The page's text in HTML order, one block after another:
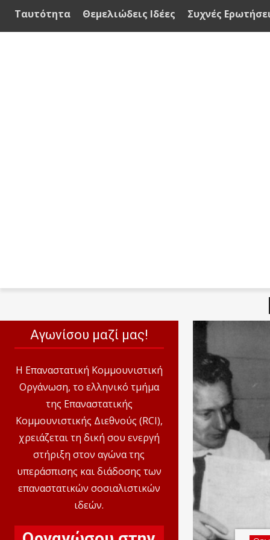
Ταυτότητα Θεμελιώδεις Ιδέες Συχνές
Αγωνίσου μαζί μας!
Η Επαναστατική Κομμουνιστική
Οργάνωση, το ελληνικό τμήμα
της Επαναστατικής
Κομμουνιστικής Διεθνούς (RCI),
χρειάζεται τη δική σου ενεργή
στήριξη στον αγώνα της
υπεράσπισης και διάδοσης των
επαναστατικών σοσιαλιστικών
ιδεών.